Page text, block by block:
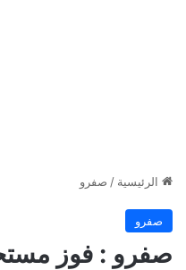
الرئيسية / صفرو
صفرو
صفرو : فوز